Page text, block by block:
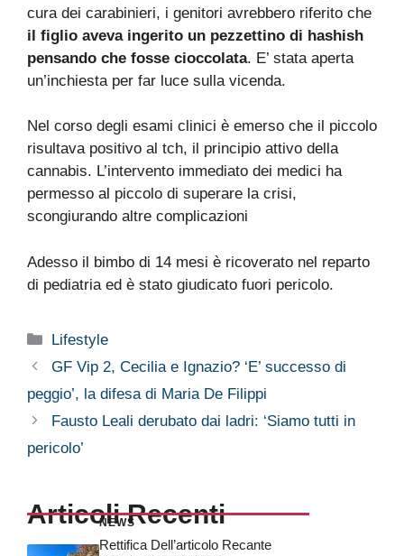
cura dei carabinieri, i genitori avrebbero riferito che
il figlio aveva ingerito un pezzettino di hashish
pensando che fosse cioccolata. E’ stata aperta
un’inchiesta per far luce sulla vicenda.
Nel corso degli esami clinici è emerso che il piccolo
risultava positivo al tch, il principio attivo della
cannabis. L’intervento immediato dei medici ha
permesso al piccolo di superare la crisi,
scongiurando altre complicazioni
Adesso il bimbo di 14 mesi è ricoverato nel reparto
di pediatria ed è stato giudicato fuori pericolo.
Categorie
Lifestyle
GF Vip 2, Cecilia e Ignazio? ‘E’ successo di
peggio’, la difesa di Maria De Filippi
Fausto Leali derubato dai ladri: ‘Siamo tutti in
pericolo’
Articoli Recenti
NEWS
Rettifica Dell’articolo Recante